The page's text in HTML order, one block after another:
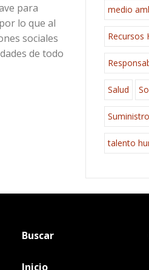
para
lo que al
sociales
de todo
medio
Recursos
Salud
Suministro
talento
Buscar
Inicio